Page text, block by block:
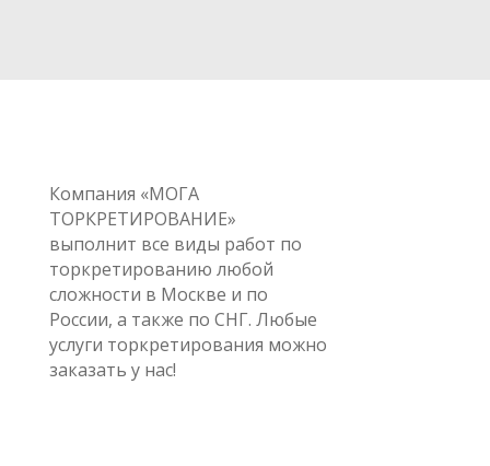
Компания «МОГА
ТОРКРЕТИРОВАНИЕ»
выполнит все виды работ по
торкретированию любой
сложности в Москве и по
России, а также по СНГ. Любые
услуги торкретирования можно
заказать у нас!